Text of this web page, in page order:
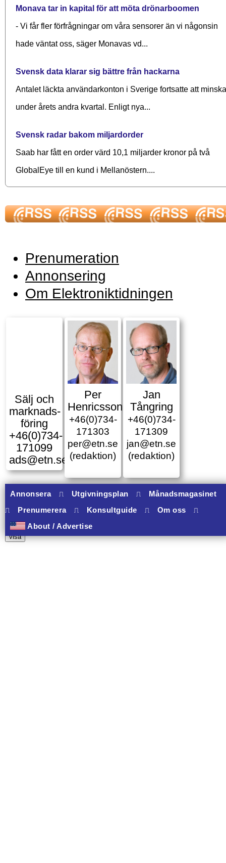
Monava tar in kapital för att möta drönarboomen
- Vi får fler förfrågningar om våra sensorer än vi någonsin
hade väntat oss, säger Monavas vd...
Svensk data klarar sig bättre från hackarna
Antalet läckta användarkonton i Sverige fortsatte att minska
under årets andra kvartal. Enligt nya...
Svensk radar bakom miljardorder
Saab har fått en order värd 10,1 miljarder kronor på två
GlobalEye till en kund i Mellanöstern....
Prenumeration
Annonsering
Om Elektroniktidningen
Sälj och
marknads­
föring
+46(0)734-
171099
ads@etn.se
Per
Henricsson
+46(0)734-
171303
per@etn.se
(redaktion)
Jan
Tångring
+46(0)734-
171309
jan@etn.se
(redaktion)
Annonsera ⎍ Utgivningsplan ⎍
Månadsmagasinet
⎍
Prenumerera ⎍ Konsultguide ⎍ Om oss
⎍
About / Advertise
10 banners varav 10 har onclick.